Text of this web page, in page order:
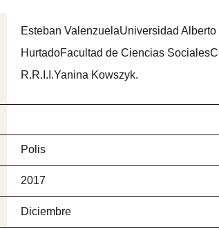
Esteban ValenzuelaUniversidad Alberto
HurtadoFacultad de Ciencias
R.R.I.I.Yanina Kowszyk.
Polis
2017
Diciembre